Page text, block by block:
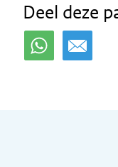
Deel deze